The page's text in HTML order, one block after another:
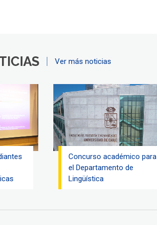
Ver más noticias
Concurso académico para
el Departamento de
Lingüística